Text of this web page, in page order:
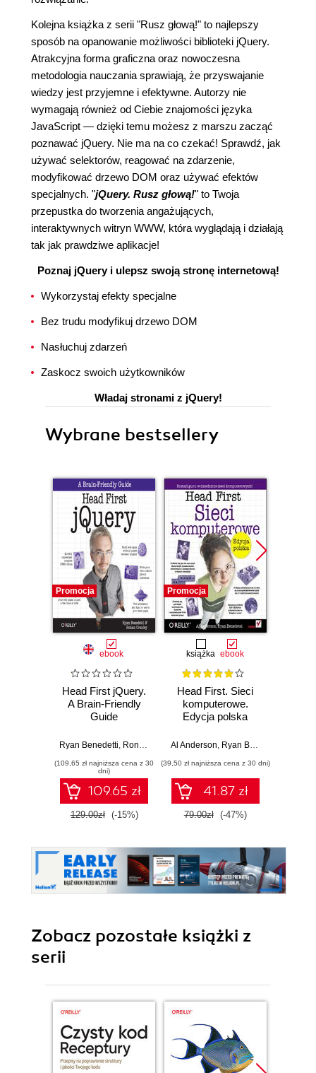
Kolejna książka z serii "Rusz głową!" to najlepszy
sposób na opanowanie możliwości biblioteki jQuery.
Atrakcyjna forma graficzna oraz nowoczesna
metodologia nauczania sprawiają, że przyswajanie
wiedzy jest przyjemne i efektywne. Autorzy nie
wymagają również od Ciebie znajomości języka
JavaScript — dzięki temu możesz z marszu zacząć
poznawać jQuery. Nie ma na co czekać! Sprawdź, jak
używać selektorów, reagować na zdarzenie,
modyfikować drzewo DOM oraz używać efektów
specjalnych. "jQuery. Rusz głową!" to Twoja
przepustka do tworzenia angażujących,
interaktywnych witryn WWW, która wyglądają i działają
tak jak prawdziwe aplikacje!
Poznaj jQuery i ulepsz swoją stronę internetową!
Wykorzystaj efekty specjalne
Bez trudu modyfikuj drzewo DOM
Nasłuchuj zdarzeń
Zaskocz swoich użytkowników
Władaj stronami z jQuery!
Wybrane bestsellery
Promocja
ebook
Head First jQuery.
A Brain-Friendly
Guide
Ryan Benedetti, Ronan Cranley
(109,65 zł najniższa cena z 30
dni)
109.65 zł
129.00zł (-15%)
Promocja
książka ebook
Head First. Sieci
komputerowe.
Edycja polska
Al Anderson, Ryan Benedetti
(39,50 zł najniższa cena z 30 dni)
41.87 zł
79.00zł (-47%)
Zobacz pozostałe książki z
serii